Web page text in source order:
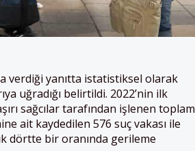
verdiği yanıtta istatistiksel olarak
uğradığı belirtildi. 2022’nin ilk
sağcılar tarafından işlenen toplam
ait kaydedilen 576 suç vakası ile
dörtte bir oranında gerileme